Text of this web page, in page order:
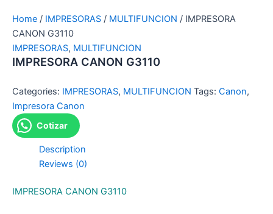
Home / IMPRESORAS / MULTIFUNCION / IMPRESORA
CANON G3110
IMPRESORAS, MULTIFUNCION
IMPRESORA CANON G3110
Categories: IMPRESORAS, MULTIFUNCION Tags: Canon,
Impresora Canon
Cotizar
Description
Reviews (0)
IMPRESORA CANON G3110